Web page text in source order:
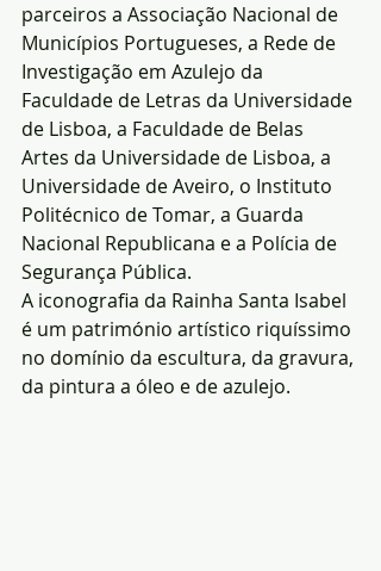
parceiros a Associação Nacional de
Municípios Portugueses, a Rede de
Investigação em Azulejo da
Faculdade de Letras da Universidade
de Lisboa, a Faculdade de Belas
Artes da Universidade de Lisboa, a
Universidade de Aveiro, o Instituto
Politécnico de Tomar, a Guarda
Nacional Republicana e a Polícia de
Segurança Pública.
A iconografia da Rainha Santa Isabel
é um património artístico riquíssimo
no domínio da escultura, da gravura,
da pintura a óleo e de azulejo.